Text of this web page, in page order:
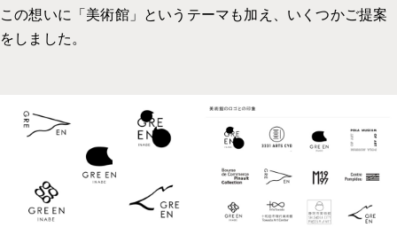
この想いに「美術館」というテーマも加え、いくつかご提案
をしました。